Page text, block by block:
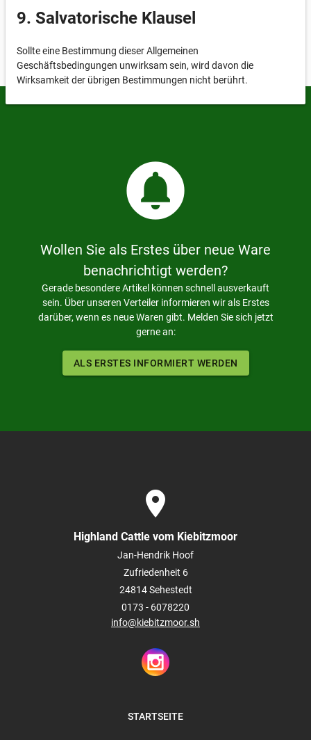
9. Salvatorische Klausel
Sollte eine Bestimmung dieser Allgemeinen
Geschäftsbedingungen unwirksam sein, wird davon die
Wirksamkeit der übrigen Bestimmungen nicht berührt.
circle_notifications
Wollen Sie als Erstes über neue Ware
benachrichtigt werden?
Gerade besondere Artikel können schnell ausverkauft
sein. Über unseren Verteiler informieren wir als Erstes
darüber, wenn es neue Waren gibt. Melden Sie sich jetzt
gerne an:
ALS ERSTES INFORMIERT WERDEN
place
Highland Cattle vom Kiebitzmoor
Jan-Hendrik Hoof
Zufriedenheit 6
24814 Sehestedt
0173 - 6078220
info@kiebitzmoor.sh
STARTSEITE